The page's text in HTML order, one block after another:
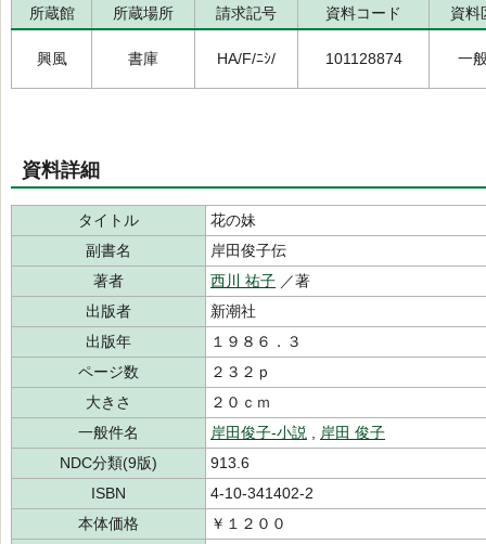
所蔵館 所蔵場所 請求記号 資料コード 資料
興風 書庫 HA/F/ﾆｼ/ 101128874 一
資料詳細
タイトル
花の妹
副書名
岸田俊子伝
著者
西川 祐子 ／著
出版者
新潮社
出版年
１９８６．３
ページ数
２３２ｐ
大きさ
２０ｃｍ
一般件名
岸田俊子-小説
岸田 俊子
NDC分類(9版)
913.6
ISBN
4-10-341402-2
本体価格
￥１２００